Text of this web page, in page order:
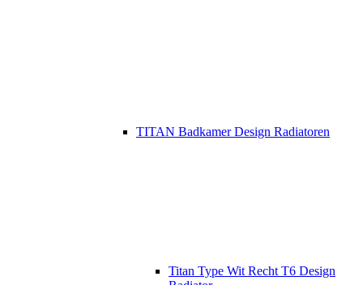
TITAN Badkamer Design Radiatoren
Titan Type Wit Recht T6 Design